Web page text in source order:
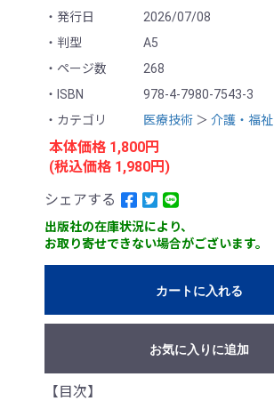
発行日
2026/07/08
判型
A5
ページ数
268
ISBN
978-4-7980-7543-3
カテゴリ
医療技術 ＞ 介護・福祉
本体価格 1,800円
(税込価格 1,980円)
シェアする
出版社の在庫状況により、
お取り寄せできない場合がございます。
カートに入れる
お気に入りに追加
【目次】